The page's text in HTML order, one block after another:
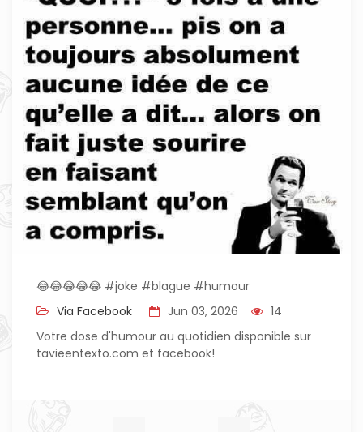
😂😂😂😂😂 #joke #blague #humour
Via Facebook
Jun 03, 2026
14
Votre dose d'humour au quotidien disponible sur
tavieentexto.com et facebook!